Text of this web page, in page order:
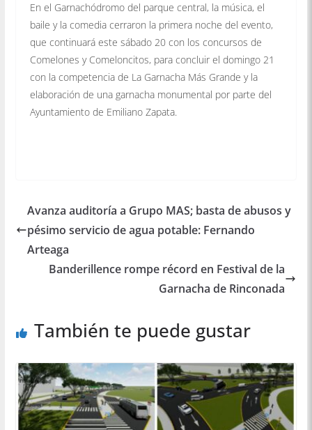
En el Garnachódromo del parque central, la música, el
baile y la comedia cerraron la primera noche del evento,
que continuará este sábado 20 con los concursos de
Comelones y Comeloncitos, para concluir el domingo 21
con la competencia de La Garnacha Más Grande y la
elaboración de una garnacha monumental por parte del
Ayuntamiento de Emiliano Zapata.
Avanza auditoría a Grupo MAS; basta de abusos y
pésimo servicio de agua potable: Fernando
Arteaga
Banderillence rompe récord en Festival de la
Garnacha de Rinconada
También te puede gustar